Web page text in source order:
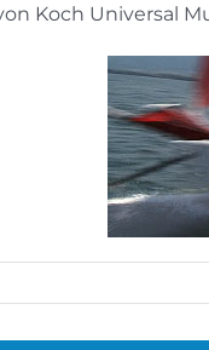
Koch Universal